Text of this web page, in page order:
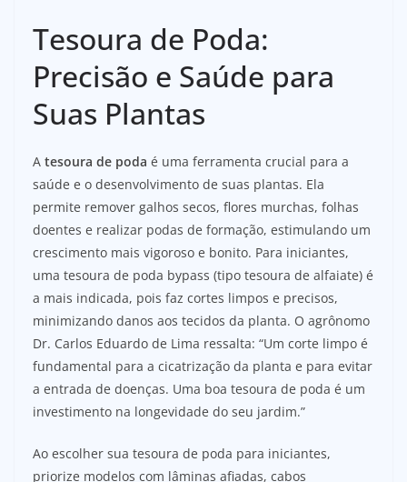
Tesoura de Poda:
Precisão e Saúde para
Suas Plantas
A tesoura de poda é uma ferramenta crucial para a
saúde e o desenvolvimento de suas plantas. Ela
permite remover galhos secos, flores murchas, folhas
doentes e realizar podas de formação, estimulando um
crescimento mais vigoroso e bonito. Para iniciantes,
uma tesoura de poda bypass (tipo tesoura de alfaiate) é
a mais indicada, pois faz cortes limpos e precisos,
minimizando danos aos tecidos da planta. O agrônomo
Dr. Carlos Eduardo de Lima ressalta: “Um corte limpo é
fundamental para a cicatrização da planta e para evitar
a entrada de doenças. Uma boa tesoura de poda é um
investimento na longevidade do seu jardim.”
Ao escolher sua tesoura de poda para iniciantes,
priorize modelos com lâminas afiadas, cabos